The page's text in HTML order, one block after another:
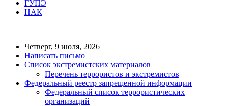
ГУПЭ
НАК
Четверг, 9 июля, 2026
Написать письмо
Список экстремистских материалов
Перечень террористов и экстремистов
Федеральный реестр запрещенной информации
Федеральный список террористических
организаций